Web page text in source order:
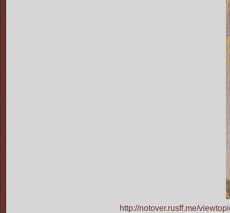
http://notover.rusff.me/